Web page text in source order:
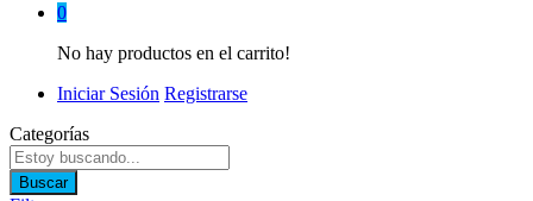
0
No hay productos en el carrito!
Iniciar Sesión Registrarse
Categorías
Buscar